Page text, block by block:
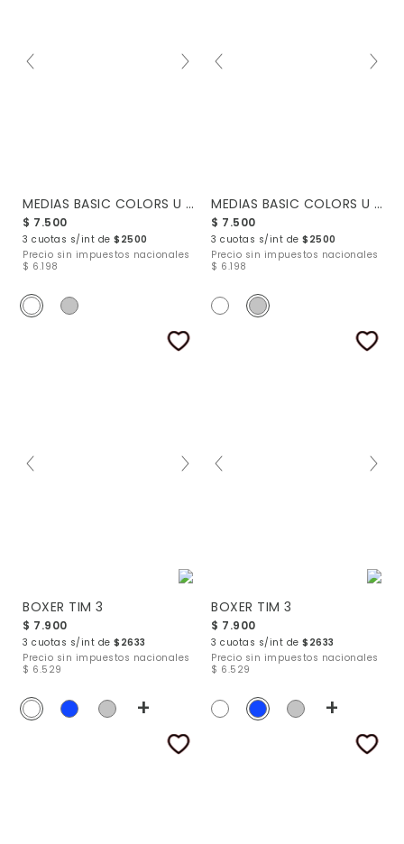
MEDIAS BASIC COLORS U 1-2
$ 7.500
3 cuotas s/int de $2500
Precio sin impuestos nacionales
$ 6.198
MEDIAS BASIC COLORS U 1-2
$ 7.500
3 cuotas s/int de $2500
Precio sin impuestos nacionales
$ 6.198
BOXER TIM 3
$ 7.900
3 cuotas s/int de $2633
Precio sin impuestos nacionales
$ 6.529
+
BOXER TIM 3
$ 7.900
3 cuotas s/int de $2633
Precio sin impuestos nacionales
$ 6.529
+